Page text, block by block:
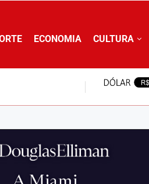
ECONOMIA CULTURA